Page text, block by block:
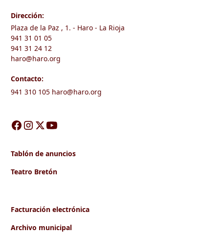
Dirección:
Plaza de la Paz , 1. - Haro - La Rioja
941 31 01 05
941 31 24 12
haro@haro.org
Contacto:
941 310 105 haro@haro.org
Tablón de anuncios
Teatro Bretón
Facturación electrónica
Archivo municipal